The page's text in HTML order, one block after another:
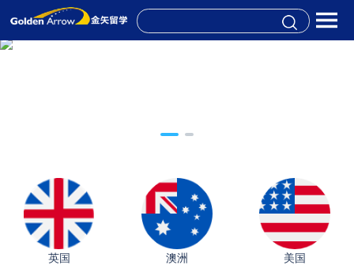
英国 澳洲 美国